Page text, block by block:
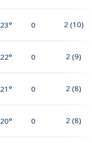
23° 0 2 (10)
22° 0 2 (9)
21° 0 2 (8)
20° 0 2 (8)